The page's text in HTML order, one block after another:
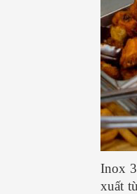
Inox
xuất